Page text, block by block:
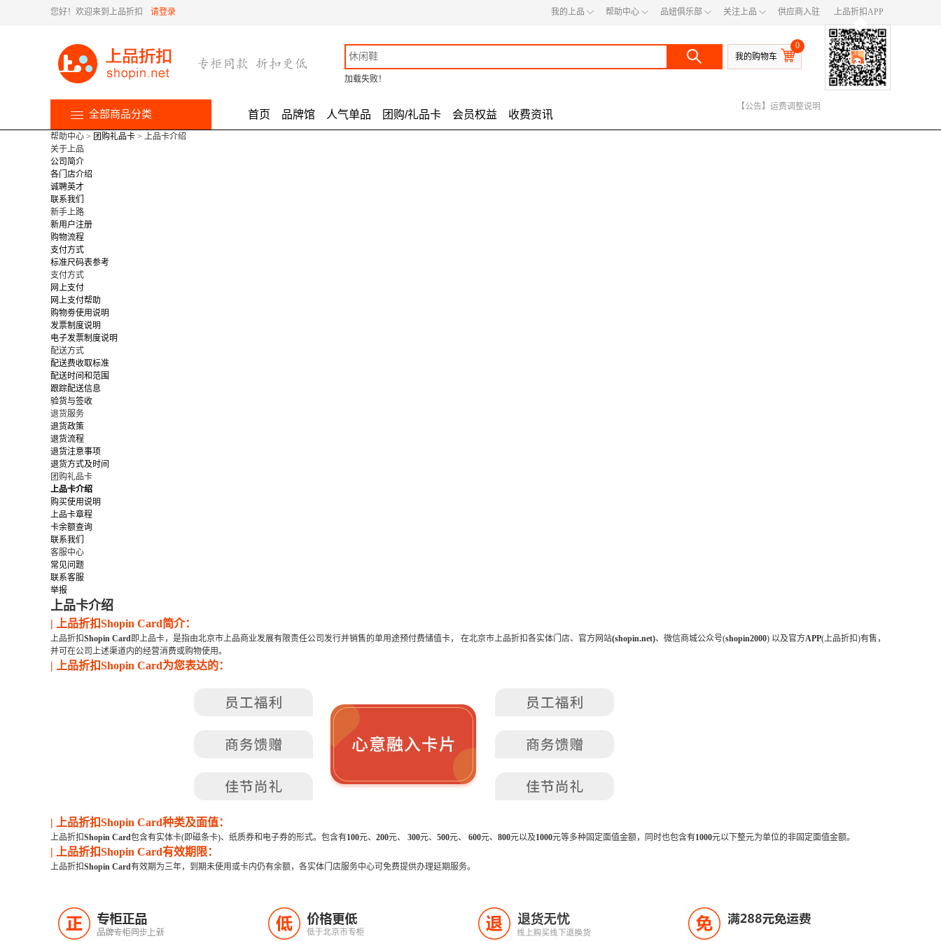
您好！欢迎来到上品折扣 请登录 我的上品 ◇ 帮助中心 ◇ 品妞俱乐部 ◇ 关注上品 ◇ 供应商入驻 上品折扣APP
我的购物车
0
加载失败！
◆
全部商品分类 首页 品牌馆 人气单品 团购/礼品卡 会员权益 收费资讯
【公告】400电话号码变更
【公告】运费调整说明
帮助中心 > 团购礼品卡 > 上品卡介绍
关于上品
公司简介
各门店介绍
诚聘英才
联系我们
新手上路
新用户注册
购物流程
支付方式
标准尺码表参考
支付方式
网上支付
网上支付帮助
购物劵使用说明
发票制度说明
电子发票制度说明
配送方式
配送费收取标准
配送时间和范围
跟踪配送信息
验货与签收
退货服务
退货政策
退货流程
退货注意事项
退货方式及时间
团购礼品卡
上品卡介绍
购买使用说明
上品卡章程
卡余额查询
联系我们
客服中心
常见问题
联系客服
举报
上品卡介绍
| 上品折扣Shopin Card简介：
上品折扣Shopin Card即上品卡，是指由北京市上品商业发展有限责任公司发行并销售的单用途预付费储值卡， 在北京市上品折扣各实体门店、官方网站(shopin.net)、微信商城公众号(shopin2000) 以及官方APP(上品折扣)有售，
并可在公司上述渠道内的经营消费或购物使用。
| 上品折扣Shopin Card为您表达的：
| 上品折扣Shopin Card种类及面值：
上品折扣Shopin Card包含有实体卡(即磁条卡)、纸质券和电子券的形式。包含有100元、 200元、 300元、 500元、 600元、 800元以及1000元等多种固定面值金额，同时也包含有1000元以下整元为单位的非固定面值金额。
| 上品折扣Shopin Card有效期限：
上品折扣Shopin Card有效期为三年，到期未使用或卡内仍有余额，各实体门店服务中心可免费提供办理延期服务。
正 专柜正品
品牌专柜同步上新
低 价格更低
低于北京市专柜
退 退货无忧
线上购买线下退换货
免 满288元免运费